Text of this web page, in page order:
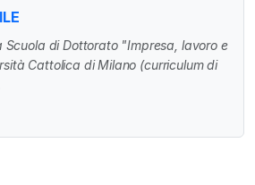
Scuola di Dottorato "Impresa, lavoro e
Cattolica di Milano (curriculum di